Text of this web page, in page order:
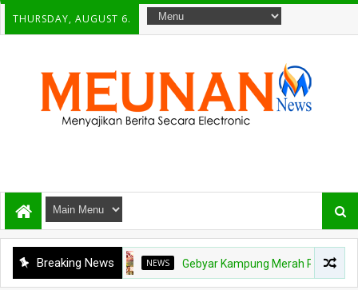
THURSDAY, AUGUST 6.
Breaking News
NEWS Gebyar Kampung Merah Putih Berhadiah